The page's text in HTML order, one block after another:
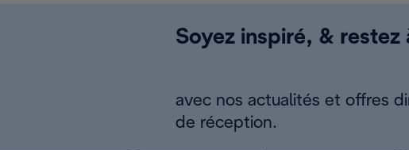
Soyez inspiré, & restez
avec nos actualités et offres
de réception.